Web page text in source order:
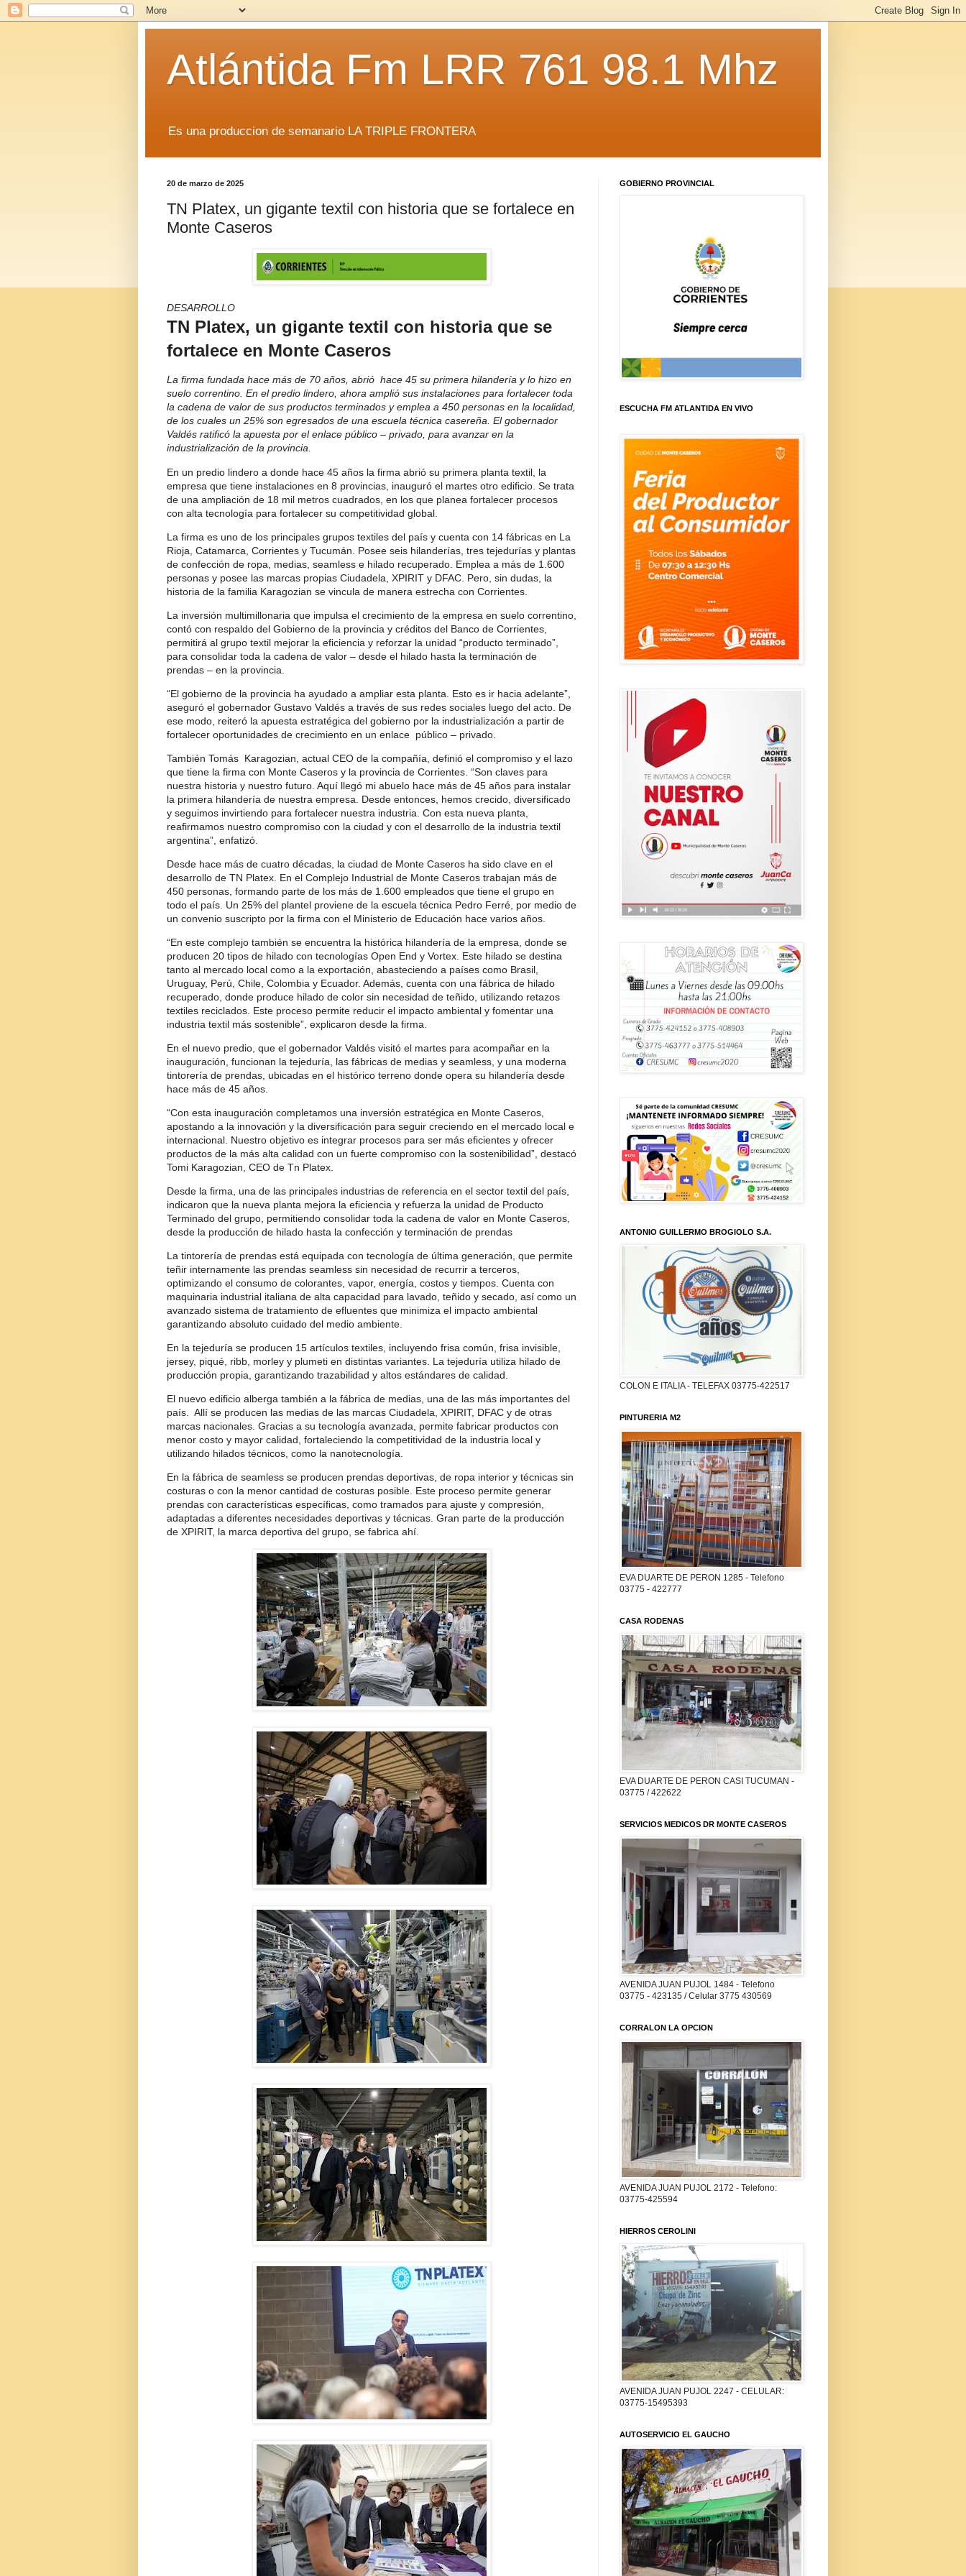
Atlántida Fm LRR 761 98.1 Mhz
Es una produccion de semanario LA TRIPLE FRONTERA
20 de marzo de 2025
TN Platex, un gigante textil con historia que se fortalece en
Monte Caseros
DESARROLLO
TN Platex, un gigante textil con historia que se
fortalece en Monte Caseros
La firma fundada hace más de 70 años, abrió hace 45 su primera hilandería y lo hizo en
suelo correntino. En el predio lindero, ahora amplió sus instalaciones para fortalecer toda
la cadena de valor de sus productos terminados y emplea a 450 personas en la localidad,
de los cuales un 25% son egresados de una escuela técnica casereña. El gobernador
Valdés ratificó la apuesta por el enlace público – privado, para avanzar en la
industrialización de la provincia.
En un predio lindero a donde hace 45 años la firma abrió su primera planta textil, la
empresa que tiene instalaciones en 8 provincias, inauguró el martes otro edificio. Se trata
de una ampliación de 18 mil metros cuadrados, en los que planea fortalecer procesos
con alta tecnología para fortalecer su competitividad global.
La firma es uno de los principales grupos textiles del país y cuenta con 14 fábricas en La
Rioja, Catamarca, Corrientes y Tucumán. Posee seis hilanderías, tres tejedurías y plantas
de confección de ropa, medias, seamless e hilado recuperado. Emplea a más de 1.600
personas y posee las marcas propias Ciudadela, XPIRIT y DFAC. Pero, sin dudas, la
historia de la familia Karagozian se vincula de manera estrecha con Corrientes.
La inversión multimillonaria que impulsa el crecimiento de la empresa en suelo correntino,
contó con respaldo del Gobierno de la provincia y créditos del Banco de Corrientes,
permitirá al grupo textil mejorar la eficiencia y reforzar la unidad “producto terminado”,
para consolidar toda la cadena de valor – desde el hilado hasta la terminación de
prendas – en la provincia.
“El gobierno de la provincia ha ayudado a ampliar esta planta. Esto es ir hacia adelante”,
aseguró el gobernador Gustavo Valdés a través de sus redes sociales luego del acto. De
ese modo, reiteró la apuesta estratégica del gobierno por la industrialización a partir de
fortalecer oportunidades de crecimiento en un enlace público – privado.
También Tomás Karagozian, actual CEO de la compañía, definió el compromiso y el lazo
que tiene la firma con Monte Caseros y la provincia de Corrientes. “Son claves para
nuestra historia y nuestro futuro. Aquí llegó mi abuelo hace más de 45 años para instalar
la primera hilandería de nuestra empresa. Desde entonces, hemos crecido, diversificado
y seguimos invirtiendo para fortalecer nuestra industria. Con esta nueva planta,
reafirmamos nuestro compromiso con la ciudad y con el desarrollo de la industria textil
argentina”, enfatizó.
Desde hace más de cuatro décadas, la ciudad de Monte Caseros ha sido clave en el
desarrollo de TN Platex. En el Complejo Industrial de Monte Caseros trabajan más de
450 personas, formando parte de los más de 1.600 empleados que tiene el grupo en
todo el país. Un 25% del plantel proviene de la escuela técnica Pedro Ferré, por medio de
un convenio suscripto por la firma con el Ministerio de Educación hace varios años.
“En este complejo también se encuentra la histórica hilandería de la empresa, donde se
producen 20 tipos de hilado con tecnologías Open End y Vortex. Este hilado se destina
tanto al mercado local como a la exportación, abasteciendo a países como Brasil,
Uruguay, Perú, Chile, Colombia y Ecuador. Además, cuenta con una fábrica de hilado
recuperado, donde produce hilado de color sin necesidad de teñido, utilizando retazos
textiles reciclados. Este proceso permite reducir el impacto ambiental y fomentar una
industria textil más sostenible”, explicaron desde la firma.
En el nuevo predio, que el gobernador Valdés visitó el martes para acompañar en la
inauguración, funcionan la tejeduría, las fábricas de medias y seamless, y una moderna
tintorería de prendas, ubicadas en el histórico terreno donde opera su hilandería desde
hace más de 45 años.
“Con esta inauguración completamos una inversión estratégica en Monte Caseros,
apostando a la innovación y la diversificación para seguir creciendo en el mercado local e
internacional. Nuestro objetivo es integrar procesos para ser más eficientes y ofrecer
productos de la más alta calidad con un fuerte compromiso con la sostenibilidad”, destacó
Tomi Karagozian, CEO de Tn Platex.
Desde la firma, una de las principales industrias de referencia en el sector textil del país,
indicaron que la nueva planta mejora la eficiencia y refuerza la unidad de Producto
Terminado del grupo, permitiendo consolidar toda la cadena de valor en Monte Caseros,
desde la producción de hilado hasta la confección y terminación de prendas
La tintorería de prendas está equipada con tecnología de última generación, que permite
teñir internamente las prendas seamless sin necesidad de recurrir a terceros,
optimizando el consumo de colorantes, vapor, energía, costos y tiempos. Cuenta con
maquinaria industrial italiana de alta capacidad para lavado, teñido y secado, así como un
avanzado sistema de tratamiento de efluentes que minimiza el impacto ambiental
garantizando absoluto cuidado del medio ambiente.
En la tejeduría se producen 15 artículos textiles, incluyendo frisa común, frisa invisible,
jersey, piqué, ribb, morley y plumeti en distintas variantes. La tejeduría utiliza hilado de
producción propia, garantizando trazabilidad y altos estándares de calidad.
El nuevo edificio alberga también a la fábrica de medias, una de las más importantes del
país. Allí se producen las medias de las marcas Ciudadela, XPIRIT, DFAC y de otras
marcas nacionales. Gracias a su tecnología avanzada, permite fabricar productos con
menor costo y mayor calidad, fortaleciendo la competitividad de la industria local y
utilizando hilados técnicos, como la nanotecnología.
En la fábrica de seamless se producen prendas deportivas, de ropa interior y técnicas sin
costuras o con la menor cantidad de costuras posible. Este proceso permite generar
prendas con características específicas, como tramados para ajuste y compresión,
adaptadas a diferentes necesidades deportivas y técnicas. Gran parte de la producción
de XPIRIT, la marca deportiva del grupo, se fabrica ahí.
GOBIERNO PROVINCIAL
ESCUCHA FM ATLANTIDA EN VIVO
ANTONIO GUILLERMO BROGIOLO S.A.
COLON E ITALIA - TELEFAX 03775-422517
PINTURERIA M2
EVA DUARTE DE PERON 1285 - Telefono
03775 - 422777
CASA RODENAS
EVA DUARTE DE PERON CASI TUCUMAN -
03775 / 422622
SERVICIOS MEDICOS DR MONTE CASEROS
AVENIDA JUAN PUJOL 1484 - Telefono
03775 - 423135 / Celular 3775 430569
CORRALON LA OPCION
AVENIDA JUAN PUJOL 2172 - Telefono:
03775-425594
HIERROS CEROLINI
AVENIDA JUAN PUJOL 2247 - CELULAR:
03775-15495393
AUTOSERVICIO EL GAUCHO